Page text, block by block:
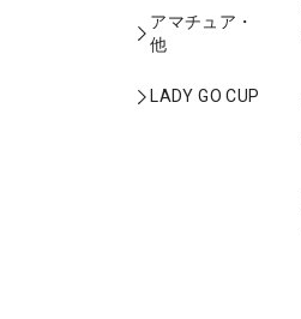
アマチュア・
他
LADY GO CUP